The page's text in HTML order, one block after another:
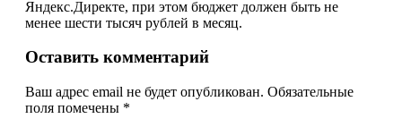
Яндекс.Директе, при этом бюджет должен быть не
менее шести тысяч рублей в месяц.
Оставить комментарий
Ваш адрес email не будет опубликован. Обязательные
поля помечены *